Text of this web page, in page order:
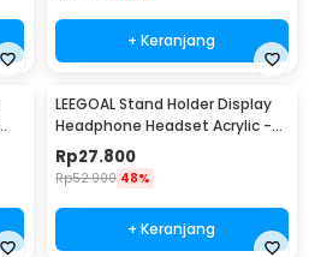
+ Keranjang
LEEGOAL Stand Holder Display
Headphone Headset Acrylic -
DA1502
Rp27.800
Rp52.900 48%
+ Keranjang